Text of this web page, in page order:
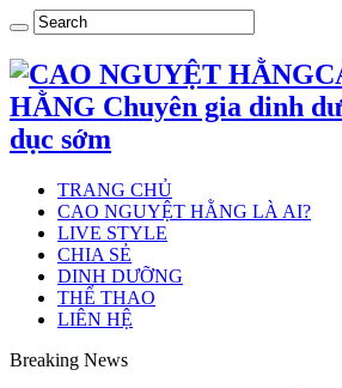
HẰNG Chuyên gia dinh
dục sớm
TRANG CHỦ
CAO NGUYỆT HẰNG LÀ AI?
LIVE STYLE
CHIA SẺ
DINH DƯỠNG
THỂ THAO
LIÊN HỆ
Breaking News